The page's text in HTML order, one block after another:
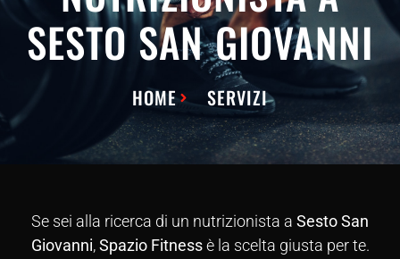
SESTO SAN GIOVANNI
HOME SERVIZI
Se sei alla ricerca di un nutrizionista a Sesto San
Giovanni,Spazio Fitnessè la scelta giusta per te.